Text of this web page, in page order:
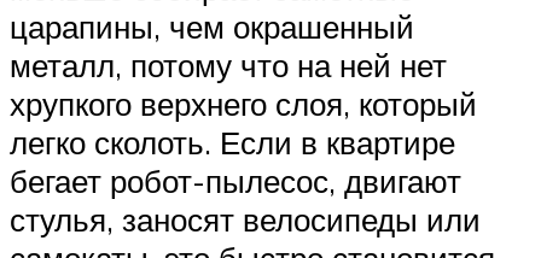
царапины, чем окрашенный
металл, потому что на ней нет
хрупкого верхнего слоя, который
легко сколоть. Если в квартире
бегает робот-пылесос, двигают
стулья, заносят велосипеды или